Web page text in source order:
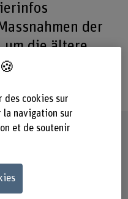
der
die ältere
zu
des cookies sur
navigation sur
et de soutenir